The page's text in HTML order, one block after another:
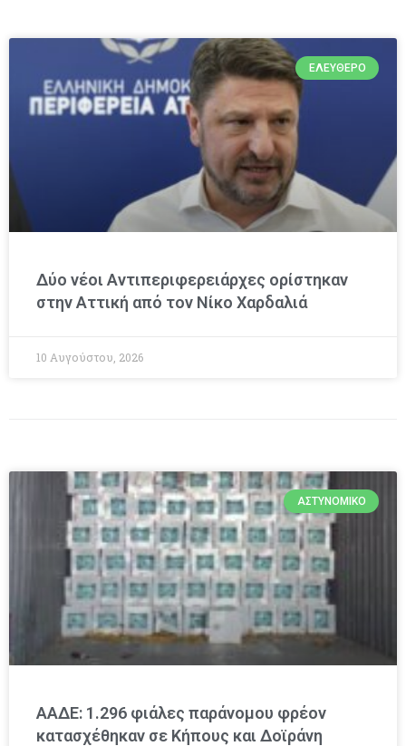
ΕΛΕΎΘΕΡΟ
Δύο νέοι Αντιπεριφερειάρχες ορίστηκαν
στην Αττική από τον Νίκο Χαρδαλιά
10 Αυγούστου, 2026
ΑΣΤΥΝΟΜΙΚΌ
ΑΑΔΕ: 1.296 φιάλες παράνομου φρέον
κατασχέθηκαν σε Κήπους και Δοϊράνη